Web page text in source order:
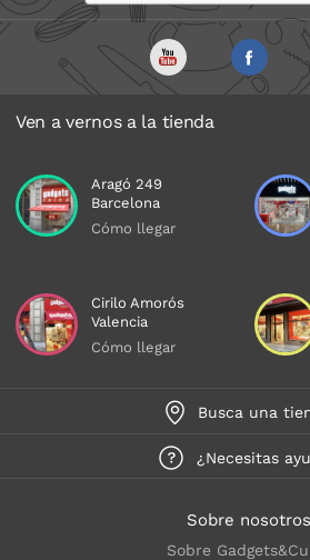
Ven a vernos a la tienda
Aragó 249
Barcelona
Cómo llegar
Cirilo Amorós
Valencia
Cómo llegar
Busca una
¿Necesitas
Sobre nosotros
Sobre